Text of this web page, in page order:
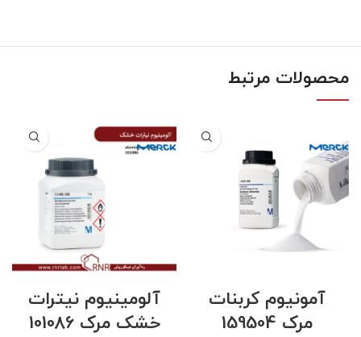
محصولات مرتبط
آمونیوم کربنات
مرک 159504
آلومینیوم نیترات
خشک مرک 101086